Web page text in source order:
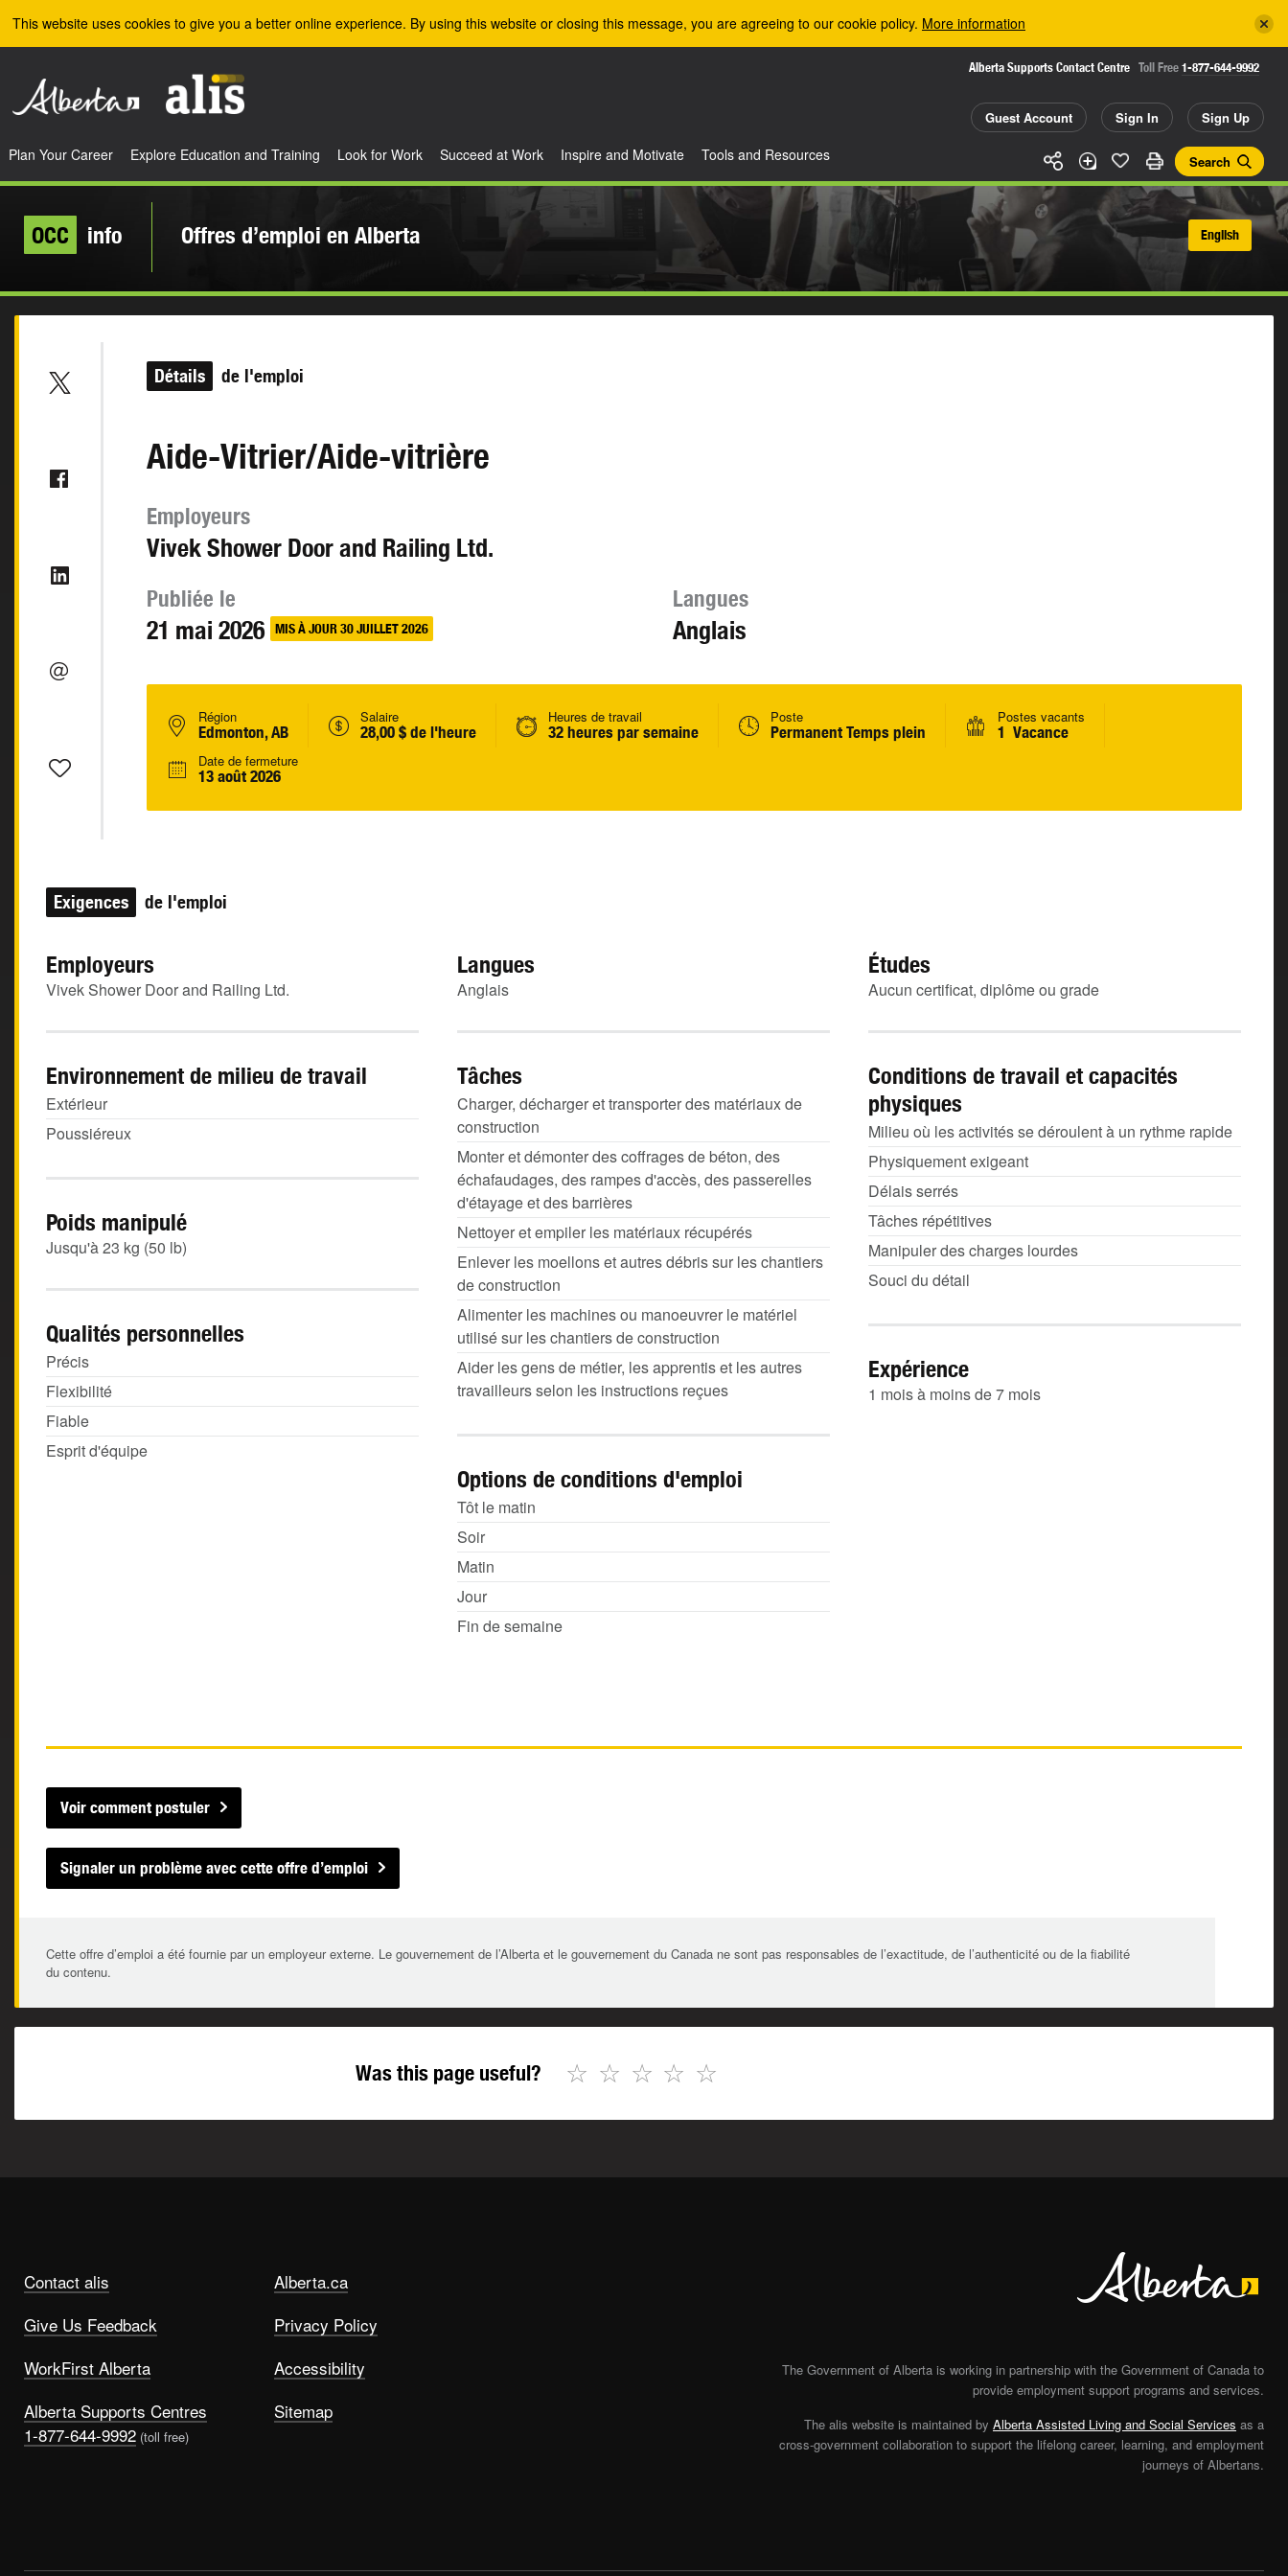
This website uses cookies to give you a better online experience. By using this website or closing this message, you are agreeing to our cookie policy. More information
Alberta Supports Contact Centre Toll Free 1-877-644-9992
Guest Account Sign In Sign Up
Search
Plan Your Career Explore Education and Training Look for Work Succeed at Work Inspire and Motivate Tools and Resources
OCC info Offres d’emploi en Alberta English
Détails de l'emploi
Aide-Vitrier/Aide-vitrière
Employeurs
Vivek Shower Door and Railing Ltd.
Publiée le
21 mai 2026 MIS À JOUR 30 JUILLET 2026
Langues
Anglais
Région
Edmonton, AB
Salaire
28,00 $ de l'heure
Heures de travail
32 heures par semaine
Poste
Permanent Temps plein
Postes vacants
1 Vacance
Date de fermeture
13 août 2026
Exigences de l'emploi
Employeurs
Vivek Shower Door and Railing Ltd.
Langues
Anglais
Études
Aucun certificat, diplôme ou grade
Environnement de milieu de travail
Extérieur
Poussiéreux
Tâches
Charger, décharger et transporter des matériaux de
construction
Monter et démonter des coffrages de béton, des
échafaudages, des rampes d'accès, des passerelles
d'étayage et des barrières
Nettoyer et empiler les matériaux récupérés
Enlever les moellons et autres débris sur les chantiers
de construction
Alimenter les machines ou manoeuvrer le matériel
utilisé sur les chantiers de construction
Aider les gens de métier, les apprentis et les autres
travailleurs selon les instructions reçues
Conditions de travail et capacités
physiques
Milieu où les activités se déroulent à un rythme rapide
Physiquement exigeant
Délais serrés
Tâches répétitives
Manipuler des charges lourdes
Souci du détail
Poids manipulé
Jusqu'à 23 kg (50 lb)
Qualités personnelles
Précis
Flexibilité
Fiable
Esprit d'équipe
Expérience
1 mois à moins de 7 mois
Options de conditions d'emploi
Tôt le matin
Soir
Matin
Jour
Fin de semaine
Voir comment postuler
Signaler un problème avec cette offre d’emploi
Cette offre d’emploi a été fournie par un employeur externe. Le gouvernement de l’Alberta et le gouvernement du Canada ne sont pas responsables de l’exactitude, de l’authenticité ou de la fiabilité
du contenu.
Was this page useful? ☆
☆
☆
☆
☆
Contact alis
Give Us Feedback
WorkFirst Alberta
Alberta Supports Centres
1-877-644-9992 (toll free)
Alberta.ca
Privacy Policy
Accessibility
Sitemap
The Government of Alberta is working in partnership with the Government of Canada to
provide employment support programs and services.
The alis website is maintained by Alberta Assisted Living and Social Services as a
cross-government collaboration to support the lifelong career, learning, and employment
journeys of Albertans.